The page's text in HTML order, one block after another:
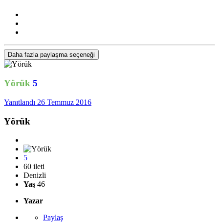
Daha fazla paylaşma seçeneği
Yörük 5
Yanıtlandı 26 Temmuz 2016
Yörük
5
60 ileti
Denizli
Yaş 46
Yazar
Paylaş